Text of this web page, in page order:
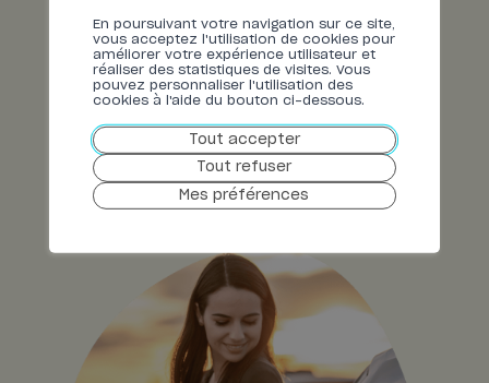
Solaire
Nos solutions innovantes vous
permettent de tirer tout le potentiel de
votre toit afin de produire, consommer
EN SAVOIR
PLUS
En poursuivant votre navigation sur ce site,
vous acceptez l'utilisation de cookies pour
améliorer votre expérience utilisateur et
réaliser des statistiques de visites. Vous
pouvez personnaliser l'utilisation des
cookies à l'aide du bouton ci-dessous.
Tout accepter
Tout refuser
Mes préférences